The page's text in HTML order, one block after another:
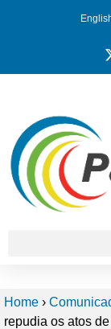
Home ›
repudia os atos